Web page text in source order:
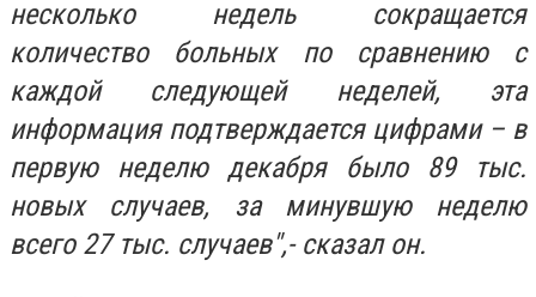
несколько недель сокращается
количество больных по сравнению с
каждой следующей неделей, эта
информация подтверждается цифрами – в
первую неделю декабря было 89 тыс.
новых случаев, за минувшую неделю
всего 27 тыс. случаев",- сказал он.